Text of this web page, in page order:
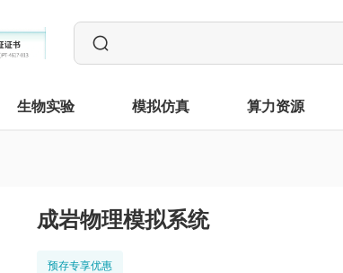
生物实验 模拟仿真 算力资源
成岩物理模拟系统
预存专享优惠